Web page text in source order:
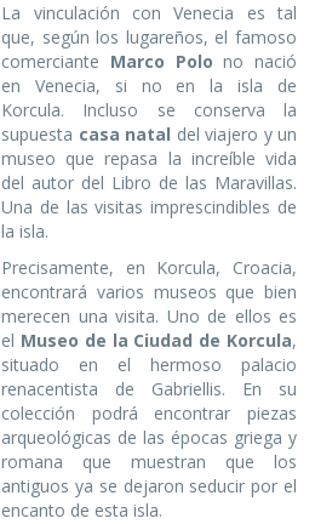
La vinculación con Venecia es tal
que, según los lugareños, el famoso
comerciante Marco Polo no nació
en Venecia, si no en la isla de
Korcula. Incluso se conserva la
supuesta casa natal del viajero y un
museo que repasa la increíble vida
del autor del Libro de las Maravillas.
Una de las visitas imprescindibles de
la isla.
Precisamente, en Korcula, Croacia,
encontrará varios museos que bien
merecen una visita. Uno de ellos es
el Museo de la Ciudad de Korcula,
situado en el hermoso palacio
renacentista de Gabriellis. En su
colección podrá encontrar piezas
arqueológicas de las épocas griega y
romana que muestran que los
antiguos ya se dejaron seducir por el
encanto de esta isla.